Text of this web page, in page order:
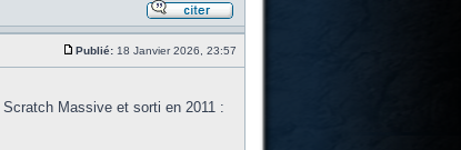
Publié:18 Janvier 2026, 23:57
Massive et sorti en 2011 :